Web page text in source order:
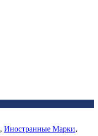
, Иностранные Марки,